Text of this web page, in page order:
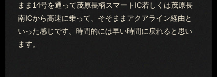
まま14号を通って茂原長柄スマートIC若しくは茂原長
南ICから高速に乗って、そそままアクアライン経由と
いった感じです。時間的には早い時間に戻れると思い
ます。